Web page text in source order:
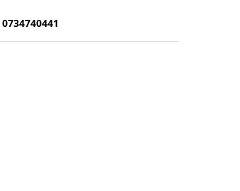
0734740441